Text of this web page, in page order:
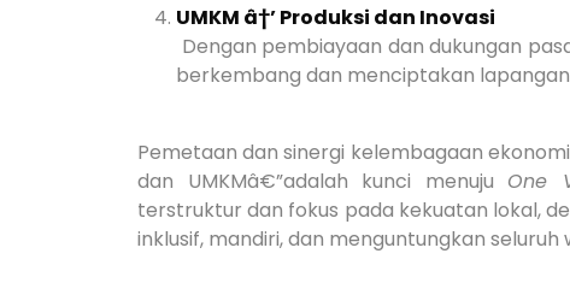
UMKM â†’ Produksi dan Inovasi
Dengan pembiayaan dan dukungan
berkembang dan menciptakan
Pemetaan dan sinergi kelembagaan
dan UMKMâ€”adalah kunci menuju One
terstruktur dan fokus pada kekuatan lokal,
inklusif, mandiri, dan menguntungkan seluruh